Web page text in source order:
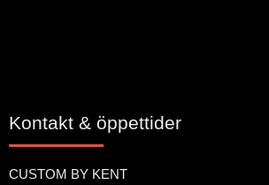
Kontakt & öppettider
CUSTOM BY KENT